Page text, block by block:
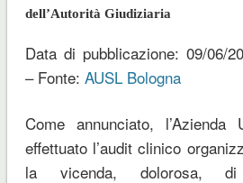
dell’Autorità Giudiziaria
Data di pubblicazione: 09/06/
– Fonte: AUSL Bologna
Come annunciato,
effettuato l’audit clinico
la vicenda, dolorosa,